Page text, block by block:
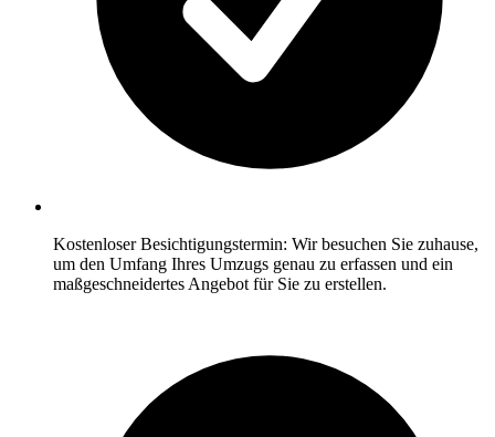
Kostenloser Besichtigungstermin: Wir besuchen Sie zuhause,
um den Umfang Ihres Umzugs genau zu erfassen und ein
maßgeschneidertes Angebot für Sie zu erstellen.